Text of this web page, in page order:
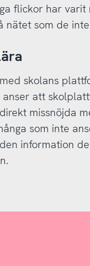
flickor har
som de
skolans
att
missnöjda
som inte
information